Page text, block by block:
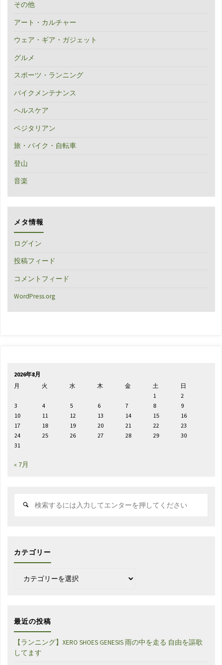
その他
アート・カルチャー
ウェア・ギア・ガジェット
グルメ
スポーツ・ランニング
バイクメンテナンス
ヘルスケア
ベジタリアン
旅・バイク・自転車
登山
音楽
メタ情報
ログイン
投稿フィード
コメントフィード
WordPress.org
2026年8月
月
火 水 木 金 土
日
1
2
3
4 5 6 7 8
9
10
11 12 13 14 15
16
17
18 19 20 21 22
23
24
25 26 27 28 29
30
31
« 7月
カテゴリー
最近の投稿
【ランニング】XERO SHOES GENESIS 雨の中を走る 自由を謳歌
してます